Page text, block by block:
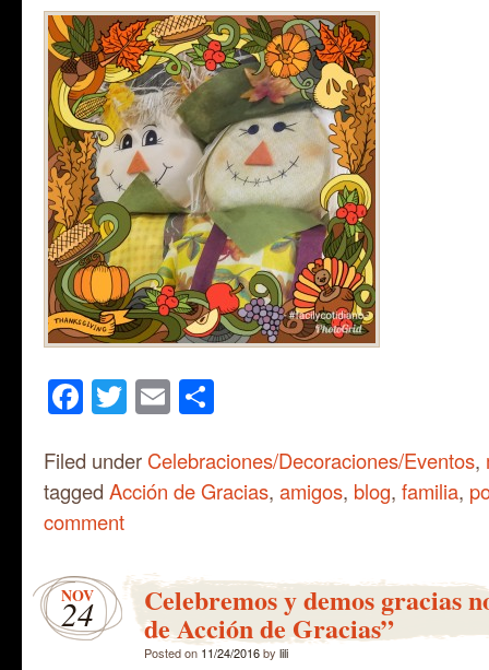
Facebook
Twitter
Email
Filed under Celebraciones/Decoraciones/Eventos,
tagged Acción de Gracias, amigos, blog, familia,
comment
NOV
24 Celebremos y demos gracias
de Acción de Gracias”
Posted on 11/24/2016by lili